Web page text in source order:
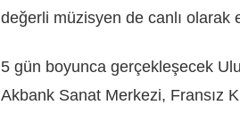
değerli müzisyen de canlı olarak
5 gün boyunca gerçekleşecek
Akbank Sanat Merkezi, Fransız